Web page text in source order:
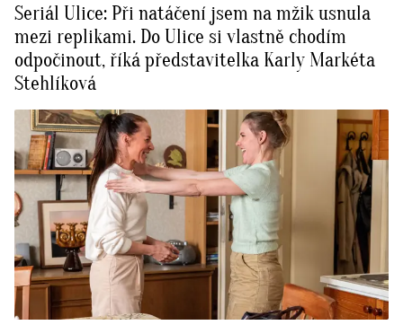
Seriál Ulice: Při natáčení jsem na mžik usnula
mezi replikami. Do Ulice si vlastně chodím
odpočinout, říká představitelka Karly Markéta
Stehlíková